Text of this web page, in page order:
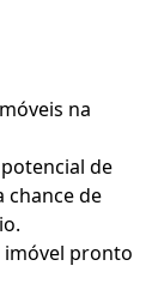
na
de
chance de
imóvel pronto